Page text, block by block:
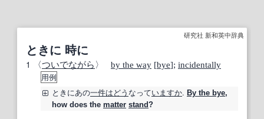
研究社 新和英中辞典
ときに 時に
1 〈ついでながら 〉 by the way [bye]; incidentally
用例
ときにあの一件はどう なっていますか. By the bye,
how does the matter stand?